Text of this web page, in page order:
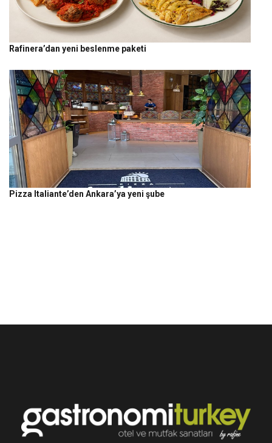
Rafinera’dan yeni beslenme paketi
Pizza Italiante’den Ankara’ya yeni şube